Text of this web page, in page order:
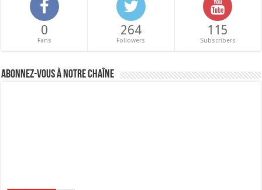
0
Fans
264
Followers
115
Subscribers
Abonnez-vous à notre chaîne